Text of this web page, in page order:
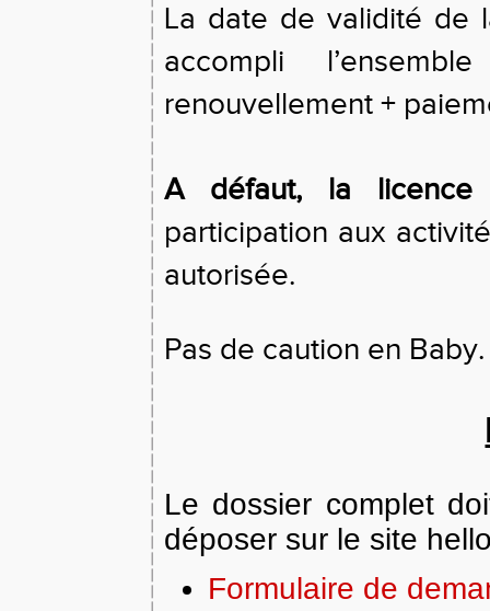
La date de validité de
accompli
renouvellement +
A défaut, la licence
participation aux
autorisée.
Pas de caution en
Le dossier complet
déposer sur le site
Formulaire de